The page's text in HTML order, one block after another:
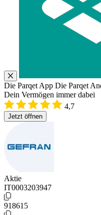
Die Parqet App Die Parqet
Dein Vermögen immer dabei
4,7
Jetzt öffnen
Aktie
IT0003203947
918615